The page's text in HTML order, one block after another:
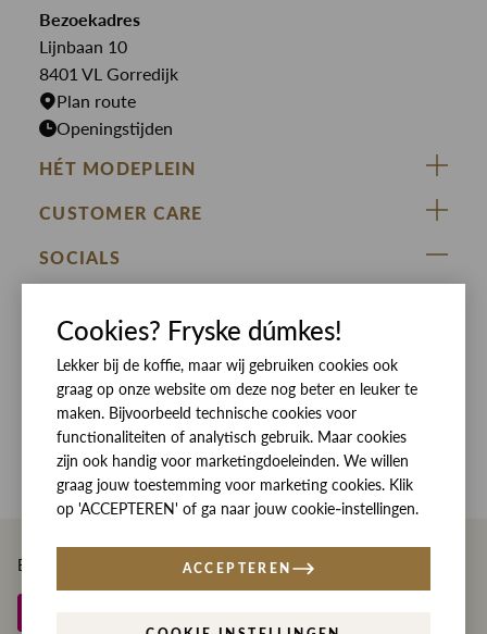
Bekijk alle merken >
Jurken
Rokken
Truien
T-shirts
Bezoekadres
Lijnbaan 10
8401 VL Gorredijk
Plan route
Openingstijden
HÉT MODEPLEIN
ZIJ VAN RINSMA
DE HEEREN VAN RINSMA
RINSMA.CONCEPTS
Eten en drinken
Openingstijden
Werken bij RINSMA
CUSTOMER CARE
Veelgestelde vragen
Betaalmethoden
Bezorgen
Contact
Reviews
SOCIALS
Betaal eenvoudig en veilig met
Cookies? Fryske dúmkes!
Lekker bij de koffie, maar wij gebruiken cookies ook
graag op onze website om deze nog beter en leuker te
maken. Bijvoorbeeld technische cookies voor
functionaliteiten of analytisch gebruik. Maar cookies
zijn ook handig voor marketingdoeleinden. We willen
graag jouw toestemming voor marketing cookies. Klik
op 'ACCEPTEREN' of ga naar jouw cookie-instellingen.
ACCEPTEREN